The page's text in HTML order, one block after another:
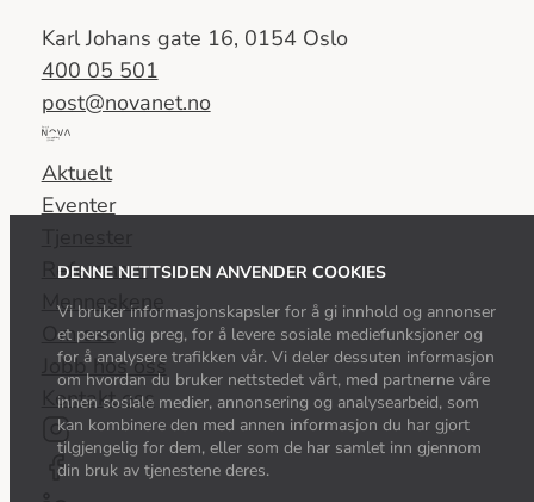
DENNE NETTSIDEN ANVENDER COOKIES
Vi bruker informasjonskapsler for å gi innhold og annonser
et personlig preg, for å levere sosiale mediefunksjoner og
for å analysere trafikken vår. Vi deler dessuten informasjon
om hvordan du bruker nettstedet vårt, med partnerne våre
innen sosiale medier, annonsering og analysearbeid, som
kan kombinere den med annen informasjon du har gjort
tilgjengelig for dem, eller som de har samlet inn gjennom
din bruk av tjenestene deres.
Karl Johans gate 16, 0154 Oslo
400 05 501
post@novanet.no
Del
av
Nova
Group
Aktuelt
Eventer
Referanser
Menneskene
Om oss
Jobb hos oss
Kontakt oss